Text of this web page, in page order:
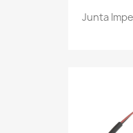
Junta